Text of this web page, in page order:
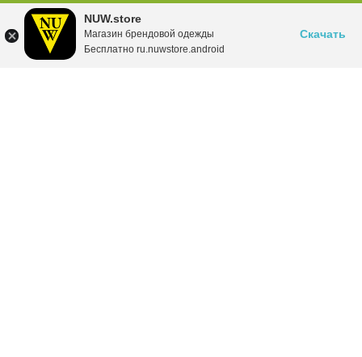
NUW.store
Магазин брендовой одежды
Бесплатно ru.nuwstore.android
Скачать